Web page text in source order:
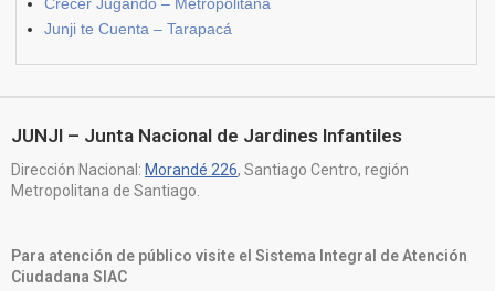
Junji te Cuenta – Tarapacá
JUNJI – Junta Nacional de Jardines Infantiles
Dirección Nacional: Morandé 226, Santiago Centro, región
Metropolitana de Santiago.
Para atención de público visite el Sistema Integral de Atención
Ciudadana SIAC